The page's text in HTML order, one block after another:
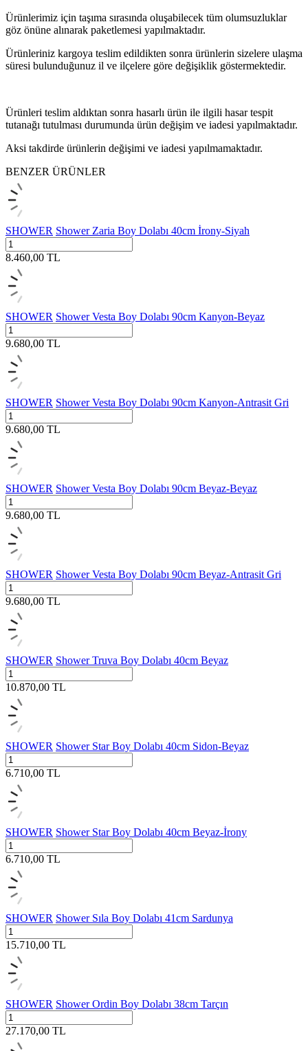
Ürünlerimiz için taşıma sırasında oluşabilecek tüm olumsuzluklar
göz önüne alınarak paketlemesi yapılmaktadır.
Ürünleriniz kargoya teslim edildikten sonra ürünlerin sizelere ulaşma
süresi bulunduğunuz il ve ilçelere göre değişiklik göstermektedir.
Ürünleri teslim aldıktan sonra hasarlı ürün ile ilgili hasar tespit
tutanağı tutulması durumunda ürün değişim ve iadesi yapılmaktadır.
Aksi takdirde ürünlerin değişimi ve iadesi yapılmamaktadır.
BENZER ÜRÜNLER
SHOWER Shower Zaria Boy Dolabı 40cm İrony-Siyah
8.460,00 TL
SHOWER Shower Vesta Boy Dolabı 90cm Kanyon-Beyaz
9.680,00 TL
SHOWER Shower Vesta Boy Dolabı 90cm Kanyon-Antrasit Gri
9.680,00 TL
SHOWER Shower Vesta Boy Dolabı 90cm Beyaz-Beyaz
9.680,00 TL
SHOWER Shower Vesta Boy Dolabı 90cm Beyaz-Antrasit Gri
9.680,00 TL
SHOWER Shower Truva Boy Dolabı 40cm Beyaz
10.870,00 TL
SHOWER Shower Star Boy Dolabı 40cm Sidon-Beyaz
6.710,00 TL
SHOWER Shower Star Boy Dolabı 40cm Beyaz-İrony
6.710,00 TL
SHOWER Shower Sıla Boy Dolabı 41cm Sardunya
15.710,00 TL
SHOWER Shower Ordin Boy Dolabı 38cm Tarçın
27.170,00 TL